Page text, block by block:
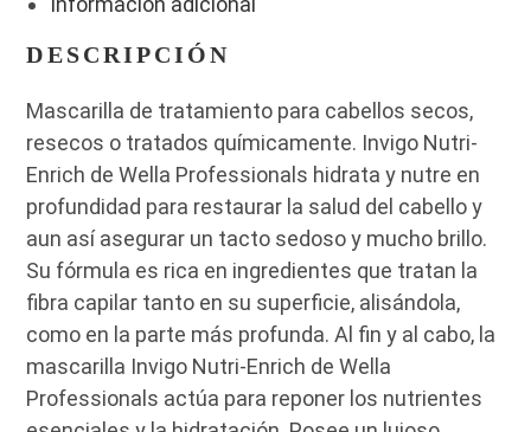
DESCRIPCIÓN
Mascarilla de tratamiento para cabellos secos,
resecos o tratados químicamente. Invigo Nutri-
Enrich de Wella Professionals hidrata y nutre en
profundidad para restaurar la salud del cabello y
aun así asegurar un tacto sedoso y mucho brillo.
Su fórmula es rica en ingredientes que tratan la
fibra capilar tanto en su superficie, alisándola,
como en la parte más profunda. Al fin y al cabo, la
mascarilla Invigo Nutri-Enrich de Wella
Professionals actúa para reponer los nutrientes